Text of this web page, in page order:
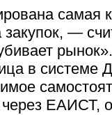
самая
закупок, —
в
ЕАИСТ,